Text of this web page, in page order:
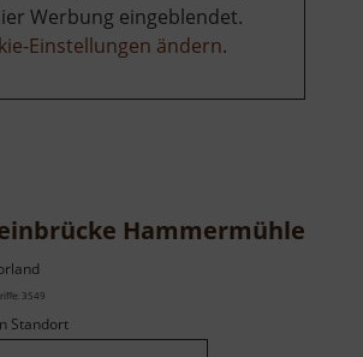
Werbung eingeblendet.
Einstellungen ändern.
Hammermühle
3549
Standort